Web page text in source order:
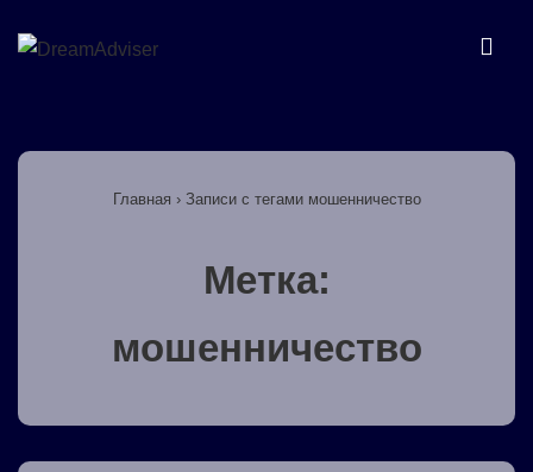
Перейти
содержимому
навигация
Главная › Записи с тегами мошенничество
Метка:
мошенничество